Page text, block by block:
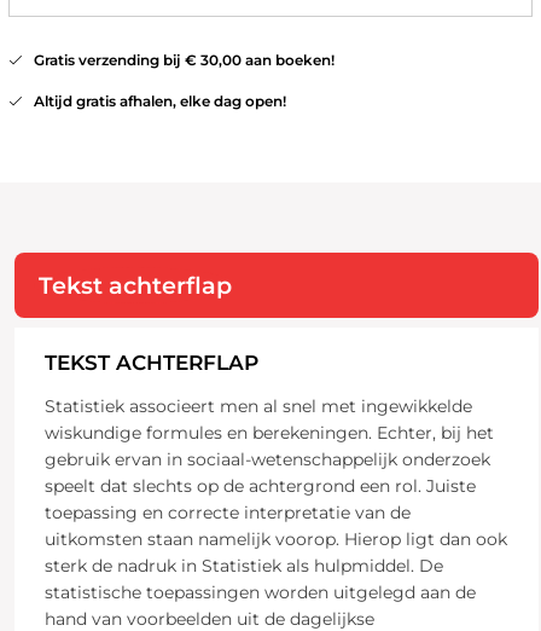
Gratis verzending bij € 30,00 aan boeken!
Altijd gratis afhalen, elke dag open!
Tekst achterflap
TEKST ACHTERFLAP
Statistiek associeert men al snel met ingewikkelde
wiskundige formules en berekeningen. Echter, bij het
gebruik ervan in sociaal-wetenschappelijk onderzoek
speelt dat slechts op de achtergrond een rol. Juiste
toepassing en correcte interpretatie van de
uitkomsten staan namelijk voorop. Hierop ligt dan ook
sterk de nadruk in Statistiek als hulpmiddel. De
statistische toepassingen worden uitgelegd aan de
hand van voorbeelden uit de dagelijkse